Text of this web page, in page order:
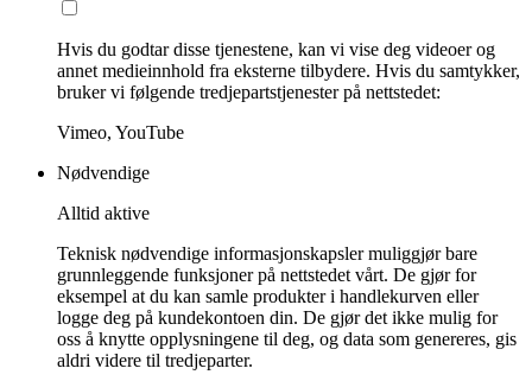
Hvis du godtar disse tjenestene, kan vi vise deg videoer og
annet medieinnhold fra eksterne tilbydere. Hvis du samtykker,
bruker vi følgende tredjepartstjenester på nettstedet:
Vimeo, YouTube
Nødvendige
Alltid aktive
Teknisk nødvendige informasjonskapsler muliggjør bare
grunnleggende funksjoner på nettstedet vårt. De gjør for
eksempel at du kan samle produkter i handlekurven eller
logge deg på kundekontoen din. De gjør det ikke mulig for
oss å knytte opplysningene til deg, og data som genereres, gis
aldri videre til tredjeparter.